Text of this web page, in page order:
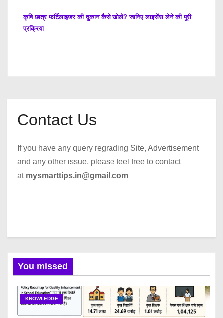
कृषि छात्र फर्टिलाइजर की दुकान कैसे खोलें? जानिए लाइसेंस लेने की पूरी
प्रक्रिया
Contact Us
If you have any query regrading Site, Advertisement
and any other issue, please feel free to contact
at mysmarttips.in@gmail.com
You missed
KNOWLEDGE